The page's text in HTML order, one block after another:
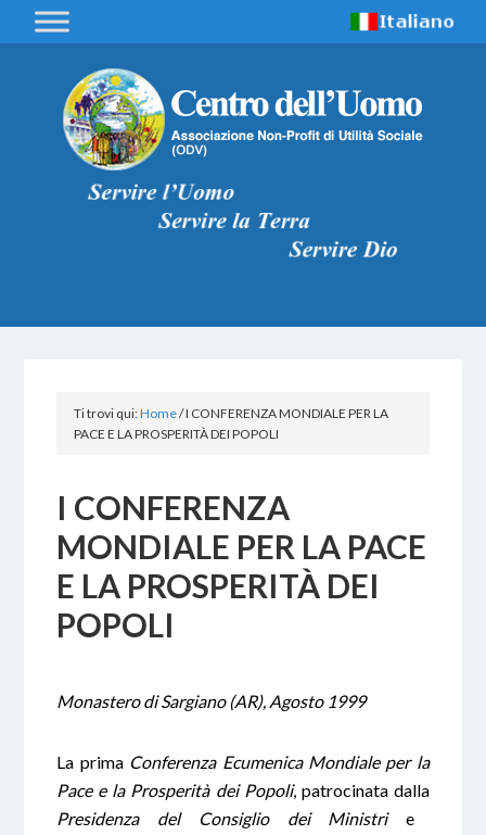
Ti trovi qui:Home/I CONFERENZA MONDIALE PER LA
PACE E LA PROSPERITÀ DEI POPOLI
I CONFERENZA
MONDIALE PER LA PACE
E LA PROSPERITÀ DEI
POPOLI
Monastero di Sargiano (AR), Agosto 1999
La prima Conferenza Ecumenica Mondiale per la
Pace e la Prosperità dei Popoli, patrocinata dalla
Presidenza del Consiglio dei Ministri e